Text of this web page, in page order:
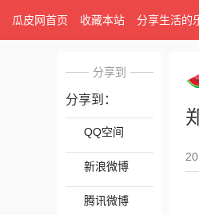
瓜皮网首页 收藏本站 分享生活的
分享到
分享到：
QQ空间
新浪微博
腾讯微博